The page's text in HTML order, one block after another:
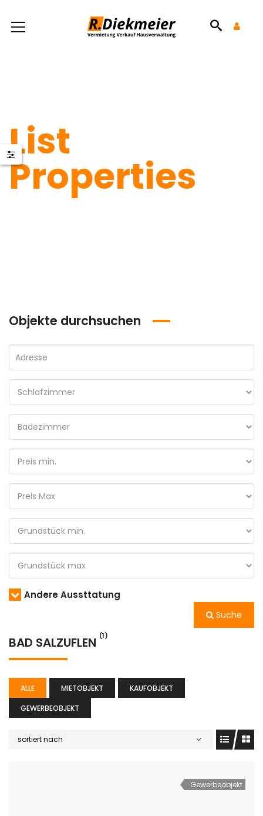
List
Properties
Objekte durchsuchen
Andere Aussttatung
Suche
BAD SALZUFLEN (1)
ALLE MIETOBJEKT
KAUFOBJEKT
GEWERBEOBJEKT
sortiert nach
Gewerbeobjekt